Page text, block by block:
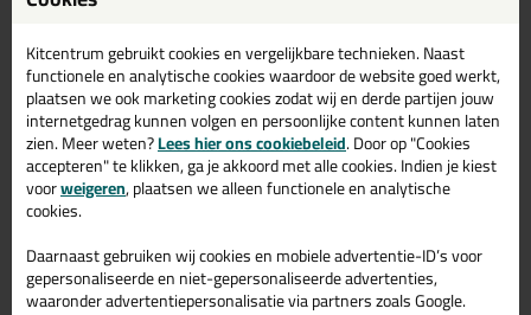
bij projecten waar hoge eisen worden gesteld aan duurzaamheid,
hygiëne of weerbestendigheid. Denk aan toepassingen in
ventilatiekanalen, airconditioningsystemen, campers en andere
voertuigen, sanitaire ruimtes of oppervlakken met incidenteel
voedselcontact.
Geschikte ondergronden voor de
Sikaflex 522
De Sikaflex 522 hecht goed op een brede reeks materialen, vaak
zonder speciale voorbehandeling. Geschikte ondergronden zijn
onder andere: hout, glas, metalen, geprimerde en geschilderde
Kitcentrum gebruikt cookies en vergelijkbare technieken. Naast
functionele en analytische cookies waardoor de website goed werkt,
plaatsen we ook marketing cookies zodat wij en derde partijen jouw
internetgedrag kunnen volgen en persoonlijke content kunnen laten
zien. Meer weten?Lees hier ons cookiebeleid. Door op "Cookies
accepteren" te klikken, ga je akkoord met alle cookies. Indien je kiest
voorweigeren, plaatsen we alleen functionele en analytische
cookies.
Daarnaast gebruiken wij cookies en mobiele advertentie-ID’s voor
gepersonaliseerde en niet-gepersonaliseerde advertenties,
waaronder advertentiepersonalisatie via partners zoals Google.